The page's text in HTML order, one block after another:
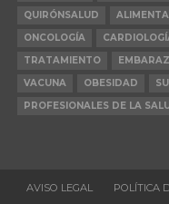
QUIRÓNSALUD
ONCOLOGÍA
TRATAMIENTO
VACUNA
OBESIDAD
PROFESIONALES DE LA
AVISO LEGAL POLÍTICA